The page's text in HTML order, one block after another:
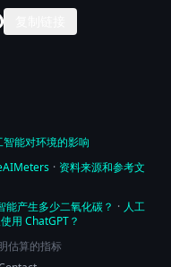
智能对环境的影响
· 资料来源和参考文
能产生多少二氧化碳？ · 人工
用 ChatGPT？
估算的指标